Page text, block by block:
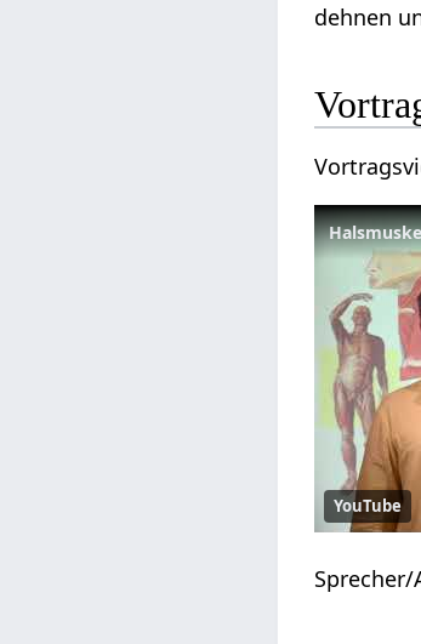
dehnen
YouTube